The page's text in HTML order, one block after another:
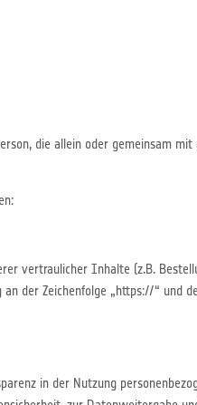
die allein oder gemeinsam mit
vertraulicher Inhalte (z.B.
der Zeichenfolge „https://“ und
in der Nutzung